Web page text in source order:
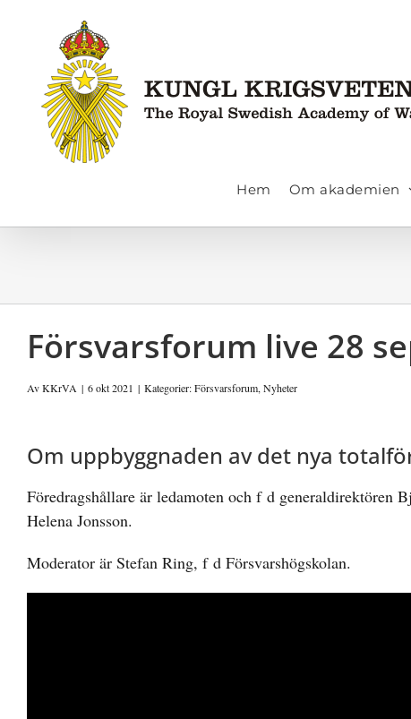
innehållet
Hem Om akademien
Försvarsforum live 28
AvKKrVA | 6 okt 2021 | Kategorier:Försvarsforum, Nyheter
Om uppbyggnaden av det nya
Föredragshållare är ledamoten och f d generaldirektören
Helena Jonsson.
Moderator är Stefan Ring, f d Försvarshögskolan.